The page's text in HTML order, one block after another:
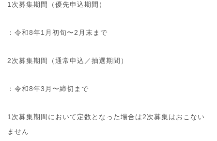
1次募集期間（優先申込期間）
：令和8年1月初旬〜2月末まで
2次募集期間（通常申込／抽選期間）
：令和8年3月〜締切まで
1次募集期間において定数となった場合は2次募集はおこない
ません